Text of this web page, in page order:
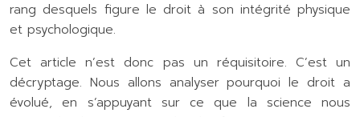
rang desquels figure le droit à son intégrité physique
et psychologique.
Cet article n’est donc pas un réquisitoire. C’est un
décryptage. Nous allons analyser pourquoi le droit a
évolué, en s’appuyant sur ce que la science nous